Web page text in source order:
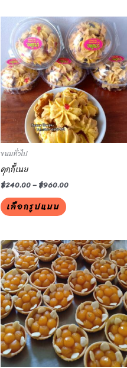
ขนมทั่วไป
คุกกี้เนย
฿240.00–฿960.00
เลือกรูปแบบ
This
product
has
multiple
variants.
The
options
may
be
the
product
page
This
product
has
multiple
variants.
The
options
may